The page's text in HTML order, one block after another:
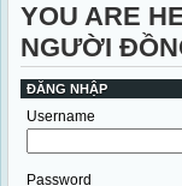
YOU ARE
NGƯỜI
ĐĂNG NHẬP
Username
Password